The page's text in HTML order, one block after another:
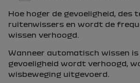
Hoe hoger de gevoeligheid, des
ruitenwissers en wordt de
wissen verhoogd.
Wanneer automatisch wissen
gevoeligheid wordt verhoogd,
wisbeweging uitgevoerd.